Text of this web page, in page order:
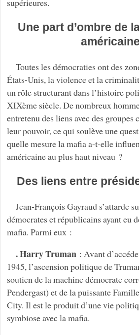
Une part d’ombre de
américaine
Toutes les démocraties ont des
États-Unis, la violence et la
un rôle structurant dans l’histoire
XIXème siècle. De nombreux
entretenu des liens avec des
leur pouvoir, ce qui soulève une
quelle mesure la mafia a-t-elle
américaine au plus haut niveau ?
Des liens entre
Jean-François Gayraud s’attarde
démocrates et républicains ayant eu
mafia. Parmi eux :
. Harry Truman : Avant
1945, l’ascension politique de
soutien de la machine démocrate
Pendergast) et de la puissante
City. Il est le produit d’une vie
symbiose avec la mafia.